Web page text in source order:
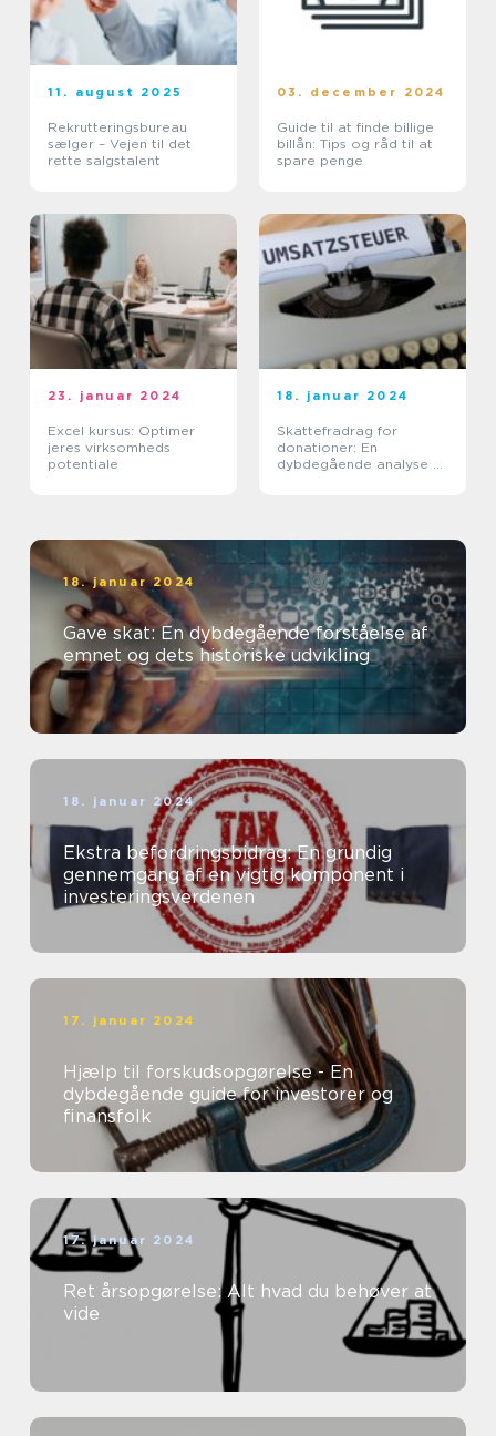
11. august 2025
Rekrutteringsbureau
sælger – Vejen til det
rette salgstalent
03. december 2024
Guide til at finde billige
billån: Tips og råd til at
spare penge
23. januar 2024
Excel kursus: Optimer
jeres virksomheds
potentiale
18. januar 2024
Skattefradrag for
donationer: En
dybdegående analyse af
18. januar 2024
Gave skat: En dybdegående forståelse af
emnet og dets historiske udvikling
18. januar 2024
Ekstra befordringsbidrag: En grundig
gennemgang af en vigtig komponent i
investeringsverdenen
17. januar 2024
Hjælp til forskudsopgørelse - En
dybdegående guide for investorer og
finansfolk
17. januar 2024
Ret årsopgørelse: Alt hvad du behøver at
vide